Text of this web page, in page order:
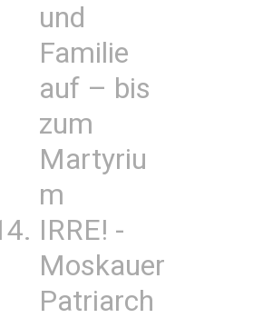
und
Familie
auf – bis
zum
Martyriu
m
IRRE! -
Moskauer
Patriarch